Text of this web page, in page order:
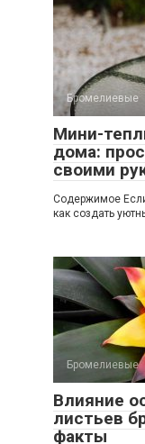
Бромелиевые
Мини-
дома:
своими
Содержимое
как создать
Бромелиевые
Влияние
листьев
факты